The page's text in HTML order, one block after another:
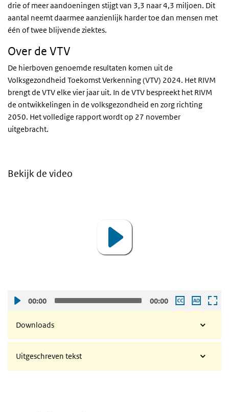
drie of meer aandoeningen stijgt van 3,3 naar 4,3 miljoen. Dit
aantal neemt daarmee aanzienlijk harder toe dan mensen met
één of twee blijvende ziektes.
Over de VTV
De hierboven genoemde resultaten komen uit de
Volksgezondheid Toekomst Verkenning (VTV) 2024. Het RIVM
brengt de VTV elke vier jaar uit. In de VTV bespreekt het RIVM
de ontwikkelingen in de volksgezondheid en zorg richting
2050. Het volledige rapport wordt op 27 november
uitgebracht.
Bekijk de video
00:00 00:00
Downloads
Uitgeschreven tekst